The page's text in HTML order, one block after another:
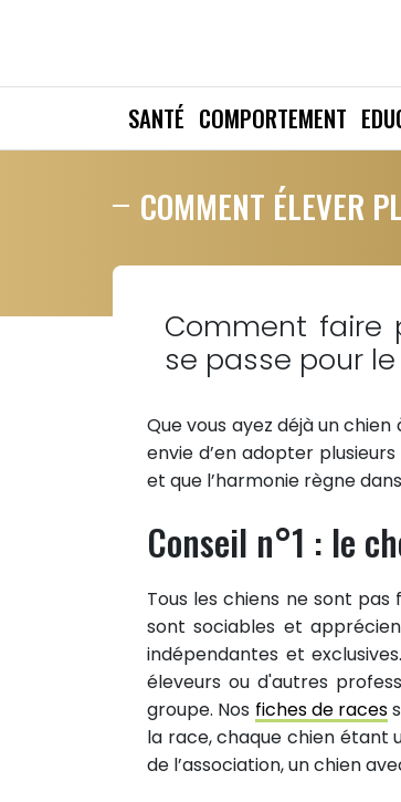
SANTÉ COMPORTEMENT
COMMENT ÉLEVER
Comment faire
se passe pour
Que vous ayez déjà un
envie d’en adopter
et que l’harmonie règne
Conseil n°1 : le
Tous les chiens ne sont
sont sociables et
indépendantes et
éleveurs ou d'autres
groupe. Nos fiches de races
la race, chaque chien étant
de l’association, un chien